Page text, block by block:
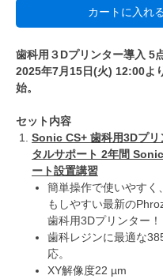
カートに入れ
歯科用３Dプリンター導入 5
2025年7月15日(火) 12:00よ
始。
セット内容
Sonic CS+ 歯科用3Dプリ
タルサポート 2年間
ート設置講習
簡単操作で使いやすく
もしやすい最新の
歯科用3Dプリンター！
歯科レジンに最適な
応。
XY解像度22 µm